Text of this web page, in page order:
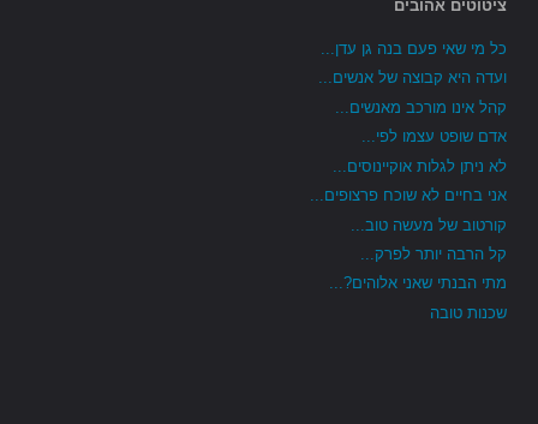
ציטוטים אהובים
כל מי שאי פעם בנה גן עדן...
ועדה היא קבוצה של אנשים...
קהל אינו מורכב מאנשים...
אדם שופט עצמו לפי...
לא ניתן לגלות אוקיינוסים...
אני בחיים לא שוכח פרצופים...
קורטוב של מעשה טוב...
קל הרבה יותר לפרק...
מתי הבנתי שאני אלוהים?...
שכנות טובה